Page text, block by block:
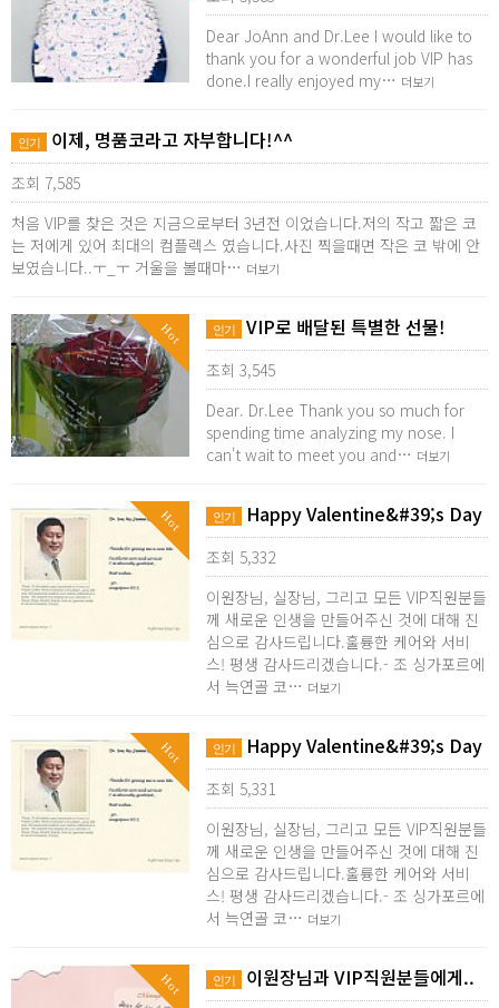
Dear JoAnn and Dr.Lee I would like to
thank you for a wonderful job VIP has
done.I really enjoyed my… 더보기
인기 이제, 명품코라고 자부합니다!^^
조회 7,585
처음 VIP를 찾은 것은 지금으로부터 3년전 이었습니다.저의 작고 짧은 코
는 저에게 있어 최대의 컴플렉스 였습니다.사진 찍을때면 작은 코 밖에 안
보였습니다..ㅜ_ㅜ 거울을 볼때마… 더보기
Hot 인기 VIP로 배달된 특별한 선물!
조회 3,545
Dear. Dr.Lee Thank you so much for
spending time analyzing my nose. I
can't wait to meet you and… 더보기
Hot 인기 Happy Valentine&#39;s Day
조회 5,332
이원장님, 실장님, 그리고 모든 VIP직원분들
께 새로운 인생을 만들어주신 것에 대해 진
심으로 감사드립니다.훌륭한 케어와 서비
스! 평생 감사드리겠습니다.- 조 싱가포르에
서 늑연골 코… 더보기
Hot 인기 Happy Valentine&#39;s Day
조회 5,331
이원장님, 실장님, 그리고 모든 VIP직원분들
께 새로운 인생을 만들어주신 것에 대해 진
심으로 감사드립니다.훌륭한 케어와 서비
스! 평생 감사드리겠습니다.- 조 싱가포르에
서 늑연골 코… 더보기
Hot 인기 이원장님과 VIP직원분들에게..